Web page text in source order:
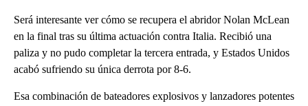
Será interesante ver cómo se recupera el abridor Nolan McLean
en la final tras su última actuación contra Italia. Recibió una
paliza y no pudo completar la tercera entrada, y Estados Unidos
acabó sufriendo su única derrota por 8-6.
Esa combinación de bateadores explosivos y lanzadores potentes